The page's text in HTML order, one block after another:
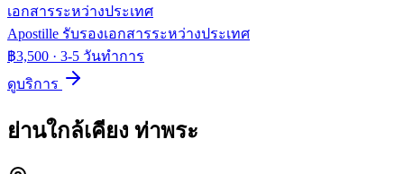
เอกสารระหว่างประเทศ
Apostille รับรองเอกสารระหว่างประเทศ
฿3,500 · 3-5 วันทำการ
ดูบริการ
ย่านใกล้เคียง ท่าพระ